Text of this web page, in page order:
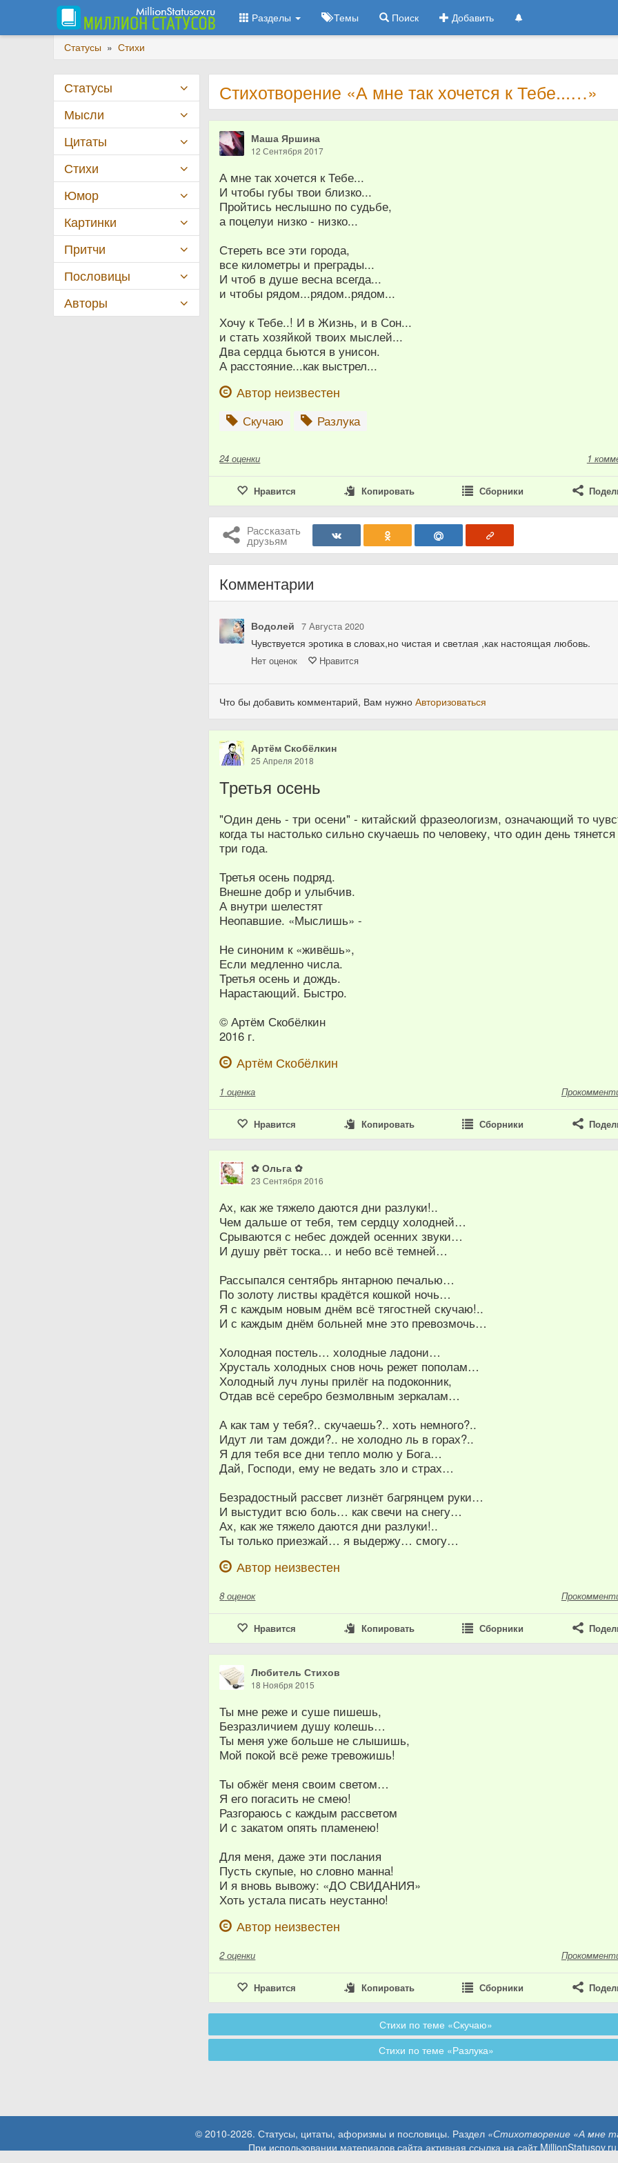
Разделы Темы Поиск Добавить
Статусы » Стихи
Стихотворение «А мне так хочется к Тебе...…»
Маша Яршина
12 Сентября 2017
А мне так хочется к Тебе...
И чтобы губы твои близко...
Пройтись неслышно по судьбе,
а поцелуи низко - низко...
Стереть все эти города,
все километры и преграды...
И чтоб в душе весна всегда...
и чтобы рядом...рядом..рядом...
Хочу к Тебе..! И в Жизнь, и в Сон...
и стать хозяйкой твоих мыслей...
Два сердца бьются в унисон.
А расстояние...как выстрел...
Автор неизвестен
Скучаю Разлука
24 оценки 1
Нравится Копировать Сборники
Рассказать
друзьям
Комментарии
Водолей 7 Августа 2020
Чувствуется эротика в словах,но чистая и светлая ,как настоящая любовь.
Нет оценок Нравится
Что бы добавить комментарий, Вам нужноАвторизоваться
Артём Скобёлкин
25 Апреля 2018
Третья осень
"Один день - три осени" - китайский фразеологизм, означающий то
когда ты настолько сильно скучаешь по человеку, что один день тянется
три года.
Третья осень подряд.
Внешне добр и улыбчив.
А внутри шелестят
Неопавшие. «Мыслишь» -
Не синоним к «живёшь»,
Если медленно числа.
Третья осень и дождь.
Нарастающий. Быстро.
© Артём Скобёлкин
2016 г.
Артём Скобёлкин
1 оценка
Нравится Копировать Сборники
✿ Ольга ✿
23 Сентября 2016
Ах, как же тяжело даются дни разлуки!..
Чем дальше от тебя, тем сердцу холодней…
Срываются с небес дождей осенних звуки…
И душу рвёт тоска… и небо всё темней…
Рассыпался сентябрь янтарною печалью…
По золоту листвы крадётся кошкой ночь…
Я с каждым новым днём всё тягостней скучаю!..
И с каждым днём больней мне это превозмочь…
Холодная постель… холодные ладони…
Хрусталь холодных снов ночь режет пополам…
Холодный луч луны прилёг на подоконник,
Отдав всё серебро безмолвным зеркалам…
А как там у тебя?.. скучаешь?.. хоть немного?..
Идут ли там дожди?.. не холодно ль в горах?..
Я для тебя все дни тепло молю у Бога…
Дай, Господи, ему не ведать зло и страх…
Безрадостный рассвет лизнёт багрянцем руки…
И выстудит всю боль… как свечи на снегу…
Ах, как же тяжело даются дни разлуки!..
Ты только приезжай… я выдержу… смогу…
Автор неизвестен
8 оценок
Нравится Копировать Сборники
Любитель Стихов
18 Ноября 2015
Ты мне реже и суше пишешь,
Безразличием душу колешь…
Ты меня уже больше не слышишь,
Мой покой всё реже тревожишь!
Ты обжёг меня своим светом…
Я его погасить не смею!
Разгораюсь с каждым рассветом
И с закатом опять пламенею!
Для меня, даже эти послания
Пусть скупые, но словно манна!
И я вновь вывожу: «ДО СВИДАНИЯ»
Хоть устала писать неустанно!
Автор неизвестен
2 оценки
Нравится Копировать Сборники
Стихи по теме «Скучаю»
Стихи по теме «Разлука»
Статусы
Мысли
Цитаты
Стихи
Юмор
Картинки
Притчи
Пословицы
Авторы
© 2010-2026. Статусы, цитаты, афоризмы и пословицы. Раздел «Стихотворение «А мне
При использовании материалов сайта активная ссылка на сайт